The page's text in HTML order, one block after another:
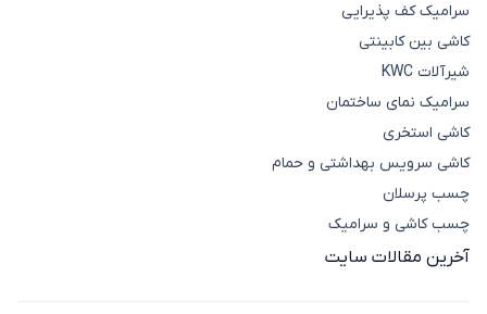
سرامیک کف پذیرایی
کاشی بین کابینتی
شیرآلات KWC
سرامیک نمای ساختمان
کاشی استخری
کاشی سرویس بهداشتی و حمام
چسب پرسلان
چسب کاشی و سرامیک
آخرین مقالات سایت